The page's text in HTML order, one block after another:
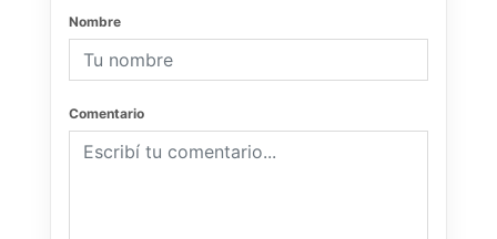
Nombre
Comentario